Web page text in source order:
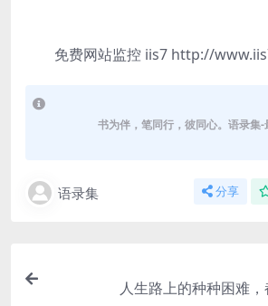
免费网站监控 iis7 http://
书为伴，笔同行，彼同心。语录集-
语录集 分享
人生路上的种种困难，